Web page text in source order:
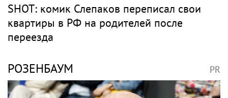
SHOT: комик Слепаков переписал свои
квартиры в РФ на родителей после
переезда
РОЗЕНБАУМ PR